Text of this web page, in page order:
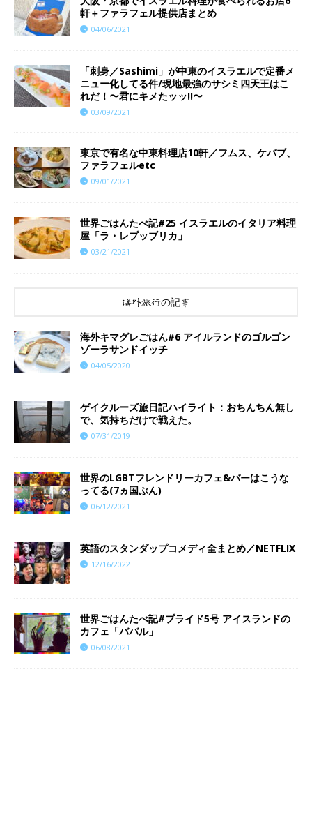
軒＋ファラフェル提供店まとめ
04/06/2021
「刺身／Sashimi」が中東のイスラエルで定番メ
ニュー化してる件/現地最強のサシミ四天王はこ
れだ！〜君にキメたッッ!!〜
03/09/2021
東京で有名な中東料理店10軒／フムス、ケバブ、
ファラフェルetc
09/01/2021
世界ごはんたべ記#25 イスラエルのイタリア料理
屋「ラ・レプッブリカ」
03/21/2021
海外旅行の記事
海外キマグレごはん#6 アイルランドのゴルゴン
ゾーラサンドイッチ
04/05/2020
ゲイクルーズ旅日記ハイライト：おちんちん無し
で、気持ちだけで戦えた。
07/31/2019
世界のLGBTフレンドリーカフェ&バーはこうな
ってる(7ヵ国ぶん)
06/12/2021
英語のスタンダップコメディ全まとめ／NETFLIX
12/16/2022
世界ごはんたべ記#プライド5号 アイスランドの
カフェ「ババル」
06/08/2021